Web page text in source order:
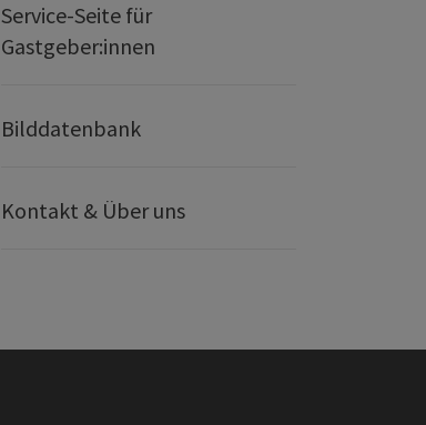
Service-Seite für
Gastgeber:innen
Bilddatenbank
Kontakt & Über uns